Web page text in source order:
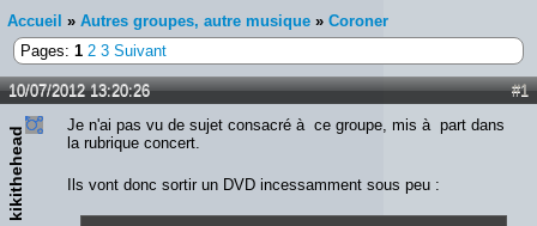
Accueil » Autres groupes, autre musique » Coroner
Pages: 1 2 3 Suivant
#1
10/07/2012 13:20:26
kikithehead
Je n'ai pas vu de sujet consacré à ce groupe, mis à part dans
la rubrique concert.
Ils vont donc sortir un DVD incessamment sous peu :